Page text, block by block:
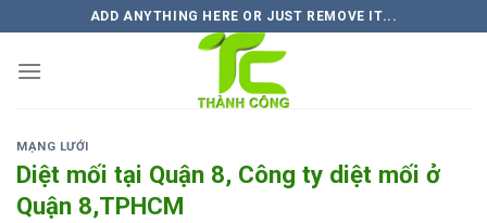
to
content
ADD ANYTHING HERE OR JUST REMOVE IT...
MẠNG LƯỚI
Diệt mối tại Quận 8, Công ty diệt mối ở
Quận 8,TPHCM